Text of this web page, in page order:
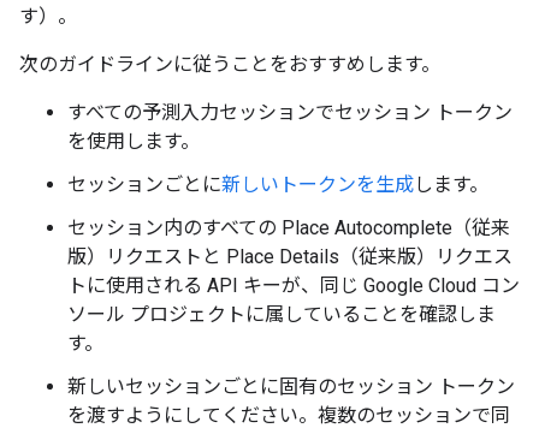
す）。
次のガイドラインに従うことをおすすめします。
すべての予測入力セッションでセッション トークン
を使用します。
セッションごとに新しいトークンを生成します。
セッション内のすべての Place Autocomplete（従来
版）リクエストと Place Details（従来版）リクエス
トに使用される API キーが、同じ Google Cloud コン
ソール プロジェクトに属していることを確認しま
す。
新しいセッションごとに固有のセッション トークン
を渡すようにしてください。複数のセッションで同